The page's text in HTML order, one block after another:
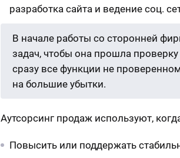
разработка сайта и ведение соц.
В начале работы со сторонней
задач, чтобы она прошла
сразу все функции не
на большие убытки.
Аутсорсинг продаж используют,
Повысить или поддержать